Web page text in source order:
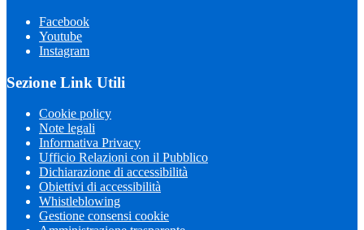
Facebook
Youtube
Instagram
Sezione Link Utili
Cookie policy
Note legali
Informativa Privacy
Ufficio Relazioni con il Pubblico
Dichiarazione di accessibilità
Obiettivi di accessibilità
Whistleblowing
Gestione consensi cookie